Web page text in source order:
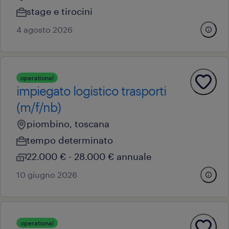
stage e tirocini
4 agosto 2026
operational
impiegato logistico trasporti
(m/f/nb)
piombino, toscana
tempo determinato
22.000 € - 28.000 € annuale
10 giugno 2026
operational